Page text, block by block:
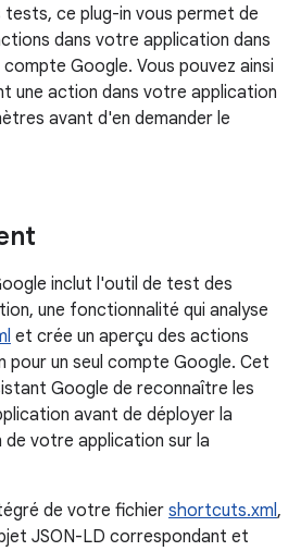
ce plug-in vous permet de
dans votre application dans
Google. Vous pouvez ainsi
une action dans votre application
avant d'en demander le
inclut l'outil de test des
une fonctionnalité qui analyse
et crée un aperçu des actions
pour un seul compte Google. Cet
Google de reconnaître les
avant de déployer la
votre application sur la
de votre fichier shortcuts.xml,
JSON-LD correspondant et